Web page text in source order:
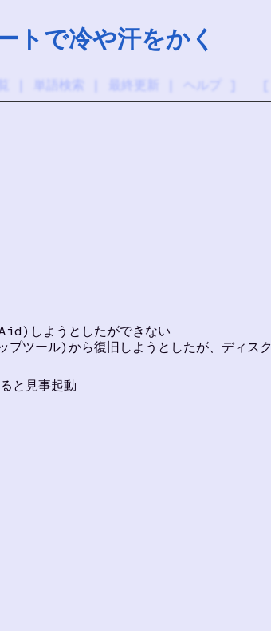
で冷や汗をかく
単語検索 最終更新 ヘルプ
しようとしたができない
ール)から復旧しようとしたが、ディス
と見事起動